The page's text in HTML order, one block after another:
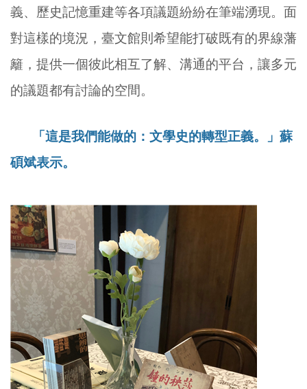
義、歷史記憶重建等各項議題紛紛在筆端湧現。面
對這樣的境況，臺文館則希望能打破既有的界線藩
籬，提供一個彼此相互了解、溝通的平台，讓多元
的議題都有討論的空間。
「這是我們能做的：文學史的轉型正義。」蘇
碩斌表示。